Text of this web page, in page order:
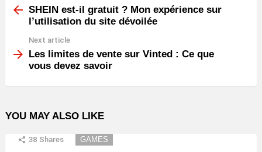
moreSHEIN est-il gratuit ? Mon expérience sur
l’utilisation du site dévoilée
Next article
Les limites de vente sur Vinted : Ce que
vous devez savoir
YOU MAY ALSO LIKE
38 Shares GAMES